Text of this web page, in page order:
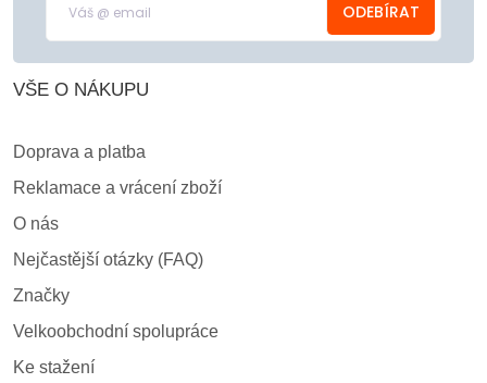
ODEBÍRAT
VŠE O NÁKUPU
Doprava a platba
Reklamace a vrácení zboží
O nás
Nejčastější otázky (FAQ)
Značky
Velkoobchodní spolupráce
Ke stažení